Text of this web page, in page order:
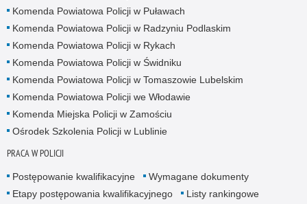
Komenda Powiatowa Policji w Puławach
Komenda Powiatowa Policji w Radzyniu Podlaskim
Komenda Powiatowa Policji w Rykach
Komenda Powiatowa Policji w Świdniku
Komenda Powiatowa Policji w Tomaszowie Lubelskim
Komenda Powiatowa Policji we Włodawie
Komenda Miejska Policji w Zamościu
Ośrodek Szkolenia Policji w Lublinie
PRACA W POLICJI
Postępowanie kwalifikacyjne
Wymagane dokumenty
Etapy postępowania kwalifikacyjnego
Listy rankingowe